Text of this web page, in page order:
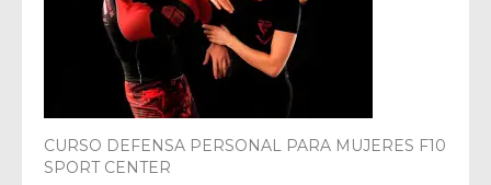
CURSO DEFENSA PERSONAL PARA MUJERES F10
SPORT CENTER